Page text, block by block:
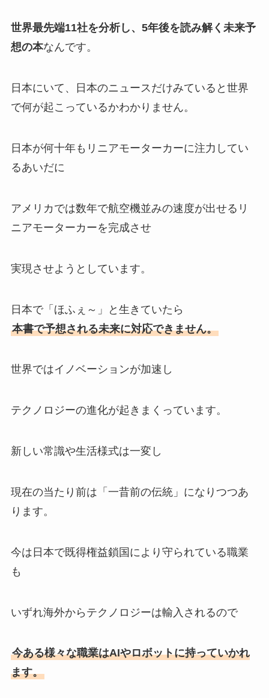
世界最先端11社を分析し、5年後を読み解く未来予
想の本なんです。
日本にいて、日本のニュースだけみていると世界
で何が起こっているかわかりません。
日本が何十年もリニアモーターカーに注力してい
るあいだに
アメリカでは数年で航空機並みの速度が出せるリ
ニアモーターカーを完成させ
実現させようとしています。
日本で「ほふぇ～」と生きていたら
本書で予想される未来に対応できません。
世界ではイノベーションが加速し
テクノロジーの進化が起きまくっています。
新しい常識や生活様式は一変し
現在の当たり前は「一昔前の伝統」になりつつあ
ります。
今は日本で既得権益鎖国により守られている職業
も
いずれ海外からテクノロジーは輸入されるので
今ある様々な職業はAIやロボットに持っていかれ
ます。